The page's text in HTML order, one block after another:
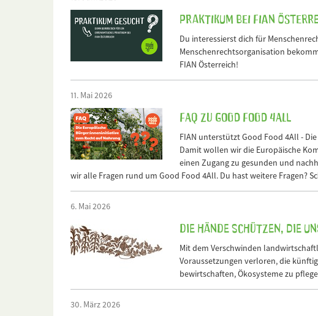
Praktikum bei FIAN
Du interessierst dich für
Menschenrechtsorganisation
FIAN Österreich!
11. Mai 2026
FAQ zu Good Food 4All
FIAN unterstützt Good Food 4All -
Damit wollen wir die Europäische
einen Zugang zu gesunden und
wir alle Fragen rund um Good Food 4All. Du hast weitere Fragen?
6. Mai 2026
Die Hände schützen, die
Mit dem Verschwinden
Voraussetzungen verloren, die
bewirtschaften, Ökosysteme zu
30. März 2026